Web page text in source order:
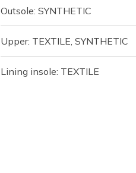
Outsole: SYNTHETIC
Upper: TEXTILE, SYNTHETIC
Lining insole: TEXTILE